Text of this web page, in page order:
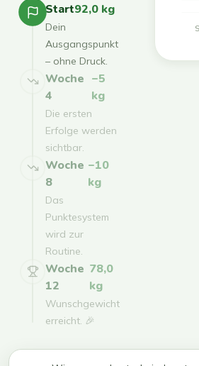
Start92,0 kg
Dein
Ausgangspunkt
– ohne Druck.
Woche
4
−5
kg
Die ersten
Erfolge werden
sichtbar.
Woche
8
−10
kg
Das
Punktesystem
wird zur
Routine.
Woche
12
78,0
kg
Wunschgewicht
erreicht. 🎉